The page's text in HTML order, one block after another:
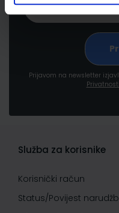
Prijavom na newsletter
Služba za korisnike
Korisnički račun
Status/Povijest